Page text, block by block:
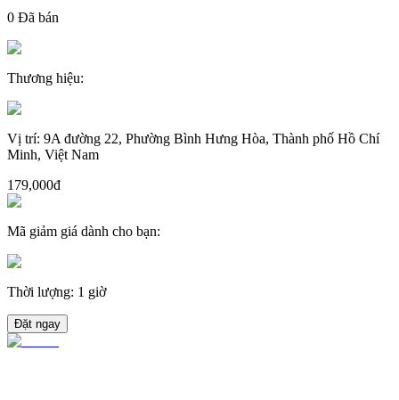
0 Đã bán
Thương hiệu:
Vị trí: 9A đường 22, Phường Bình Hưng Hòa, Thành phố Hồ Chí
Minh, Việt Nam
179,000đ
Mã giảm giá dành cho bạn:
Thời lượng: 1 giờ
Đặt ngay